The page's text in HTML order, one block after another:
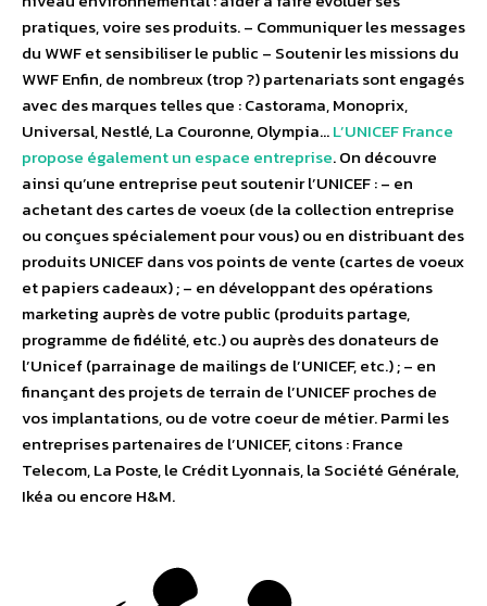
pratiques, voire ses produits. – Communiquer les messages
du WWF et sensibiliser le public – Soutenir les missions du
WWF Enfin, de nombreux (trop ?) partenariats sont engagés
avec des marques telles que : Castorama, Monoprix,
Universal, Nestlé, La Couronne, Olympia…L’UNICEF France
propose également un espace entreprise. On découvre
ainsi qu’une entreprise peut soutenir l’UNICEF : – en
achetant des cartes de voeux (de la collection entreprise
ou conçues spécialement pour vous) ou en distribuant des
produits UNICEF dans vos points de vente (cartes de voeux
et papiers cadeaux) ; – en développant des opérations
marketing auprès de votre public (produits partage,
programme de fidélité, etc.) ou auprès des donateurs de
l’Unicef (parrainage de mailings de l’UNICEF, etc.) ; – en
finançant des projets de terrain de l’UNICEF proches de
vos implantations, ou de votre coeur de métier. Parmi les
entreprises partenaires de l’UNICEF, citons : France
Telecom, La Poste, le Crédit Lyonnais, la Société Générale,
Ikéa ou encore H&M.